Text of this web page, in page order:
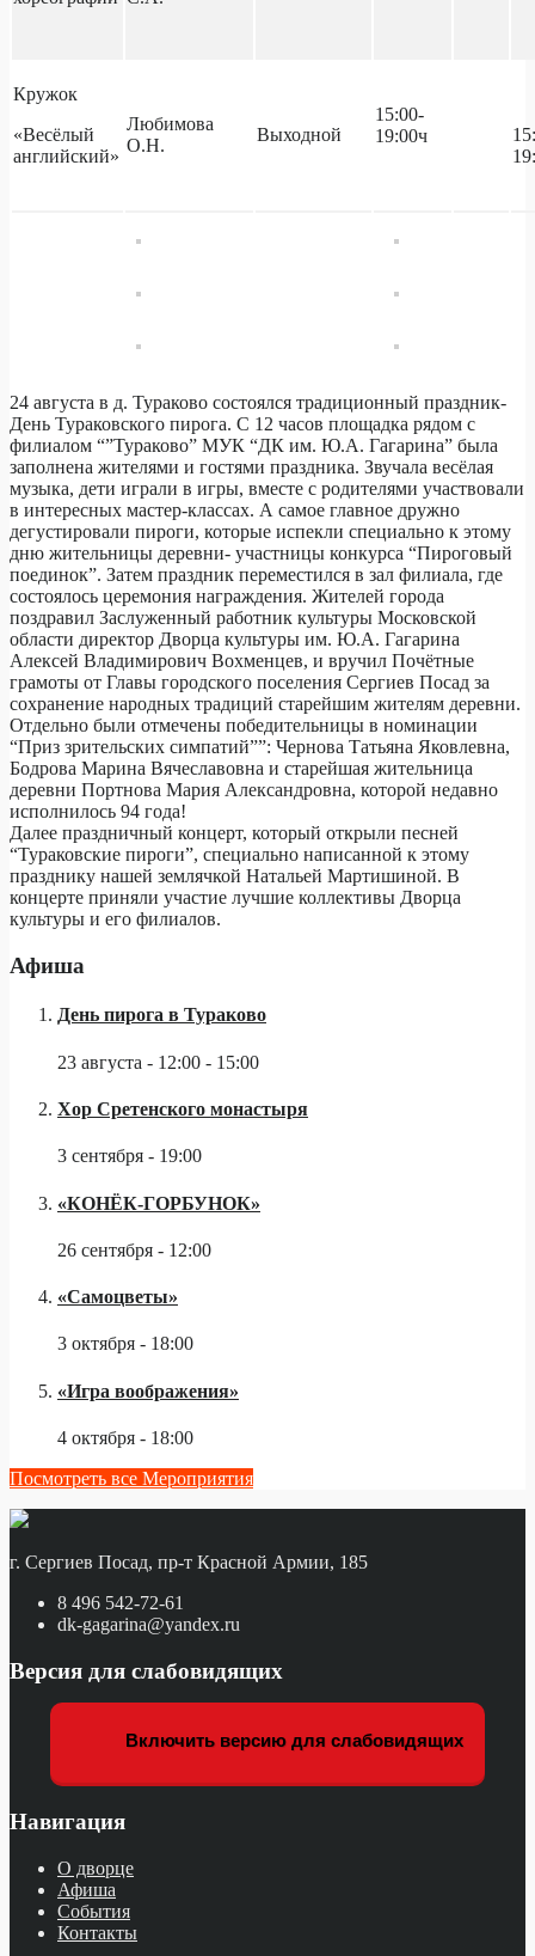
Кружок
«Весёлый
английский»
Любимова
О.Н.
Выходной
15:00-
19:00ч
24 августа в д. Тураково состоялся традиционный праздник-
День Тураковского пирога. С 12 часов площадка рядом с
филиалом “”Тураково” МУК “ДК им. Ю.А. Гагарина” была
заполнена жителями и гостями праздника. Звучала весёлая
музыка, дети играли в игры, вместе с родителями участвовали
в интересных мастер-классах. А самое главное дружно
дегустировали пироги, которые испекли специально к этому
дню жительницы деревни- участницы конкурса “Пироговый
поединок”. Затем праздник переместился в зал филиала, где
состоялось церемония награждения. Жителей города
поздравил Заслуженный работник культуры Московской
области директор Дворца культуры им. Ю.А. Гагарина
Алексей Владимирович Вохменцев, и вручил Почётные
грамоты от Главы городского поселения Сергиев Посад за
сохранение народных традиций старейшим жителям деревни.
Отдельно были отмечены победительницы в номинации
“Приз зрительских симпатий””: Чернова Татьяна Яковлевна,
Бодрова Марина Вячеславовна и старейшая жительница
деревни Портнова Мария Александровна, которой недавно
исполнилось 94 года!
Далее праздничный концерт, который открыли песней
“Тураковские пироги”, специально написанной к этому
празднику нашей землячкой Натальей Мартишиной. В
концерте приняли участие лучшие коллективы Дворца
культуры и его филиалов.
Афиша
День пирога в Тураково
23 августа - 12:00 - 15:00
Хор Сретенского монастыря
3 сентября - 19:00
«КОНЁК-ГОРБУНОК»
26 сентября - 12:00
«Самоцветы»
3 октября - 18:00
«Игра воображения»
4 октября - 18:00
Посмотреть все Мероприятия
г. Сергиев Посад, пр-т Красной Армии, 185
8 496 542-72-61
dk-gagarina@yandex.ru
Версия для слабовидящих
Включить версию для слабовидящих
Навигация
О дворце
Афиша
События
Контакты